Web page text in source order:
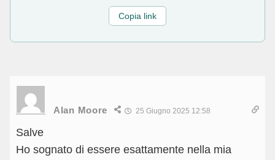
Copia link
Alan Moore 25 Giugno 2025 12:58
Salve
Ho sognato di essere esattamente nella mia